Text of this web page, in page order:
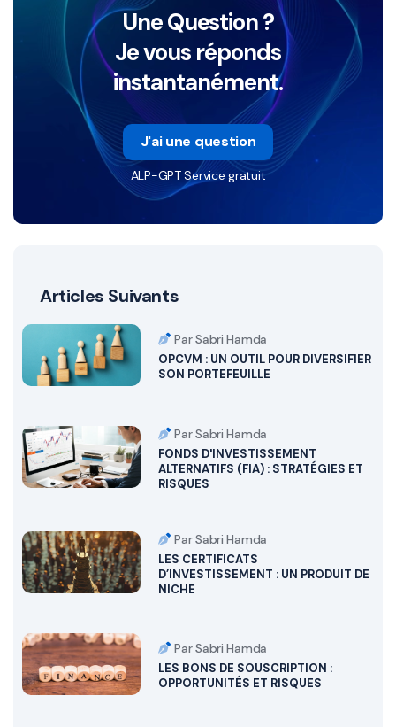
Une Question ?
Je vous réponds
instantanément.
J'ai une question
ALP-GPT Service gratuit
Articles Suivants
Par Sabri Hamda
OPCVM : UN OUTIL POUR DIVERSIFIER
SON PORTEFEUILLE
Par Sabri Hamda
FONDS D'INVESTISSEMENT
ALTERNATIFS (FIA) : STRATÉGIES ET
RISQUES
Par Sabri Hamda
LES CERTIFICATS
D’INVESTISSEMENT : UN PRODUIT DE
NICHE
Par Sabri Hamda
LES BONS DE SOUSCRIPTION :
OPPORTUNITÉS ET RISQUES